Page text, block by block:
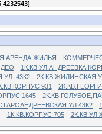
]
АРЕНДА ЖИЛЬЯ
1К.КВ.УЛ.АНДРЕЕВКА
43К2
2К.КВ.ЖИЛИНСКАЯ
931
1645
УЛ.43К2
1К.КВ.КОРПУС 705